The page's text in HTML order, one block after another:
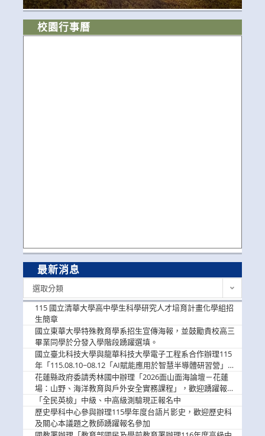
校園行事曆
最新消息
選取分類
115 國立清華大學高中學生科學研究人才培育計畫化學組招
生簡章
國立東華大學特殊教育學系招生宣傳海報，並鼓勵貴校高三
畢業同學於分發入學階段踴躍選填。
國立臺北科技大學與龍華科技大學電子工程系合作辦理115
年「115.08.10~08.12「AI賦能應用於智慧半導體研習營」，
歡迎學生踴躍報名參加
花蓮縣政府委請秀林國中辦理「2026面山面海論壇－花蓮
場：山野、海洋教育與戶外安全實務課程」，歡迎踴躍報名
參加
「全民英檢」中級、中高級測驗現正報名中
歷史學科中心參與辦理115學年度台語片影史，歡迎歷史科
及關心本議題之教師踴躍報名參加